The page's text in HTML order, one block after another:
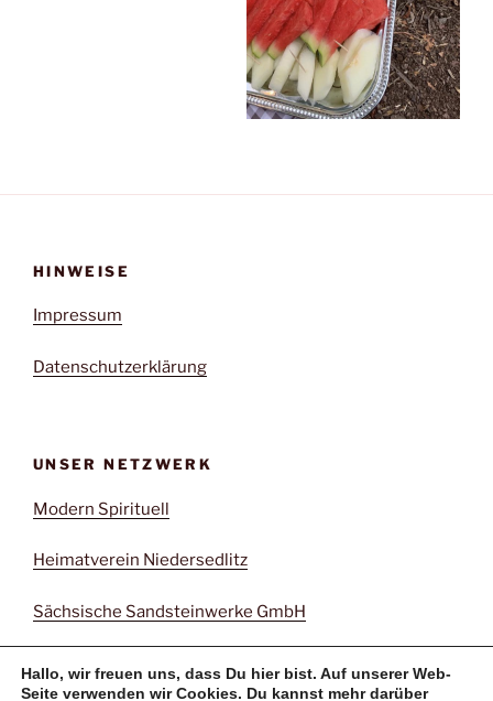
HINWEISE
Impressum
Datenschutzerklärung
UNSER NETZWERK
Modern Spirituell
Heimatverein Niedersedlitz
Sächsische Sandsteinwerke GmbH
Hallo, wir freuen uns, dass Du hier bist. Auf unserer Web-
Seite verwenden wir Cookies. Du kannst mehr darüber